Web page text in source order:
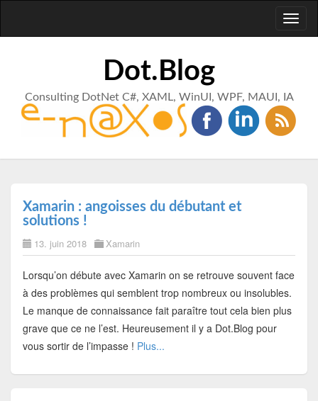
Dot.Blog
Consulting DotNet C#, XAML, WinUI, WPF, MAUI, IA
Xamarin : angoisses du débutant et
solutions !
13. juin 2018 Xamarin
Lorsqu’on débute avec Xamarin on se retrouve souvent face
à des problèmes qui semblent trop nombreux ou insolubles.
Le manque de connaissance fait paraître tout cela bien plus
grave que ce ne l’est. Heureusement il y a Dot.Blog pour
vous sortir de l’impasse ! Plus...